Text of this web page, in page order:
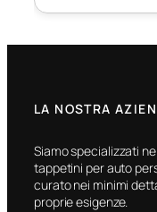
LA NOSTRA
Siamo specializzati
tappetini per auto
curato nei minimi
proprie esigenze.